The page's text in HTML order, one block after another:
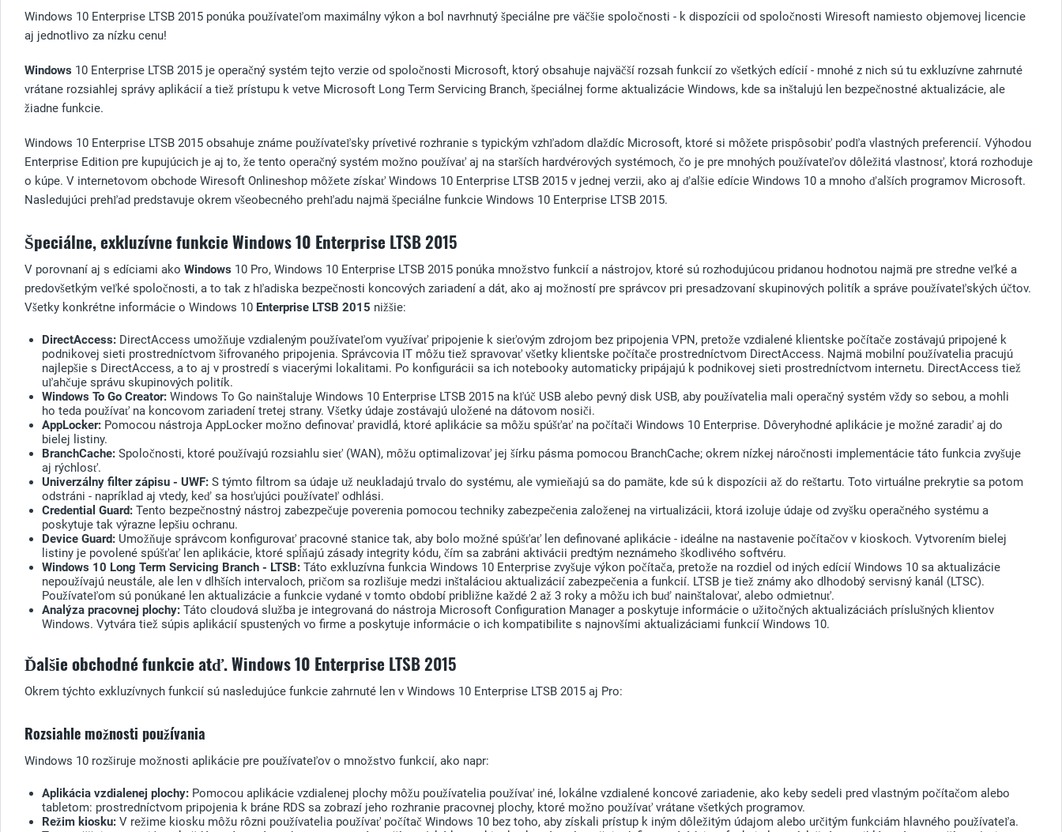
Windows 10 Enterprise LTSB 2015 ponúka používateľom maximálny výkon a bol navrhnutý špeciálne pre väčšie spoločnosti - k dispozícii od spoločnosti Wiresoft namiesto objemovej licencie
aj jednotlivo za nízku cenu!
Windows 10 Enterprise LTSB 2015 je operačný systém tejto verzie od spoločnosti Microsoft, ktorý obsahuje najväčší rozsah funkcií zo všetkých edícií - mnohé z nich sú tu exkluzívne zahrnuté
vrátane rozsiahlej správy aplikácií a tiež prístupu k vetve Microsoft Long Term Servicing Branch, špeciálnej forme aktualizácie Windows, kde sa inštalujú len bezpečnostné aktualizácie, ale
žiadne funkcie.
Windows 10 Enterprise LTSB 2015 obsahuje známe používateľsky prívetivé rozhranie s typickým vzhľadom dlaždíc Microsoft, ktoré si môžete prispôsobiť podľa vlastných preferencií. Výhodou
Enterprise Edition pre kupujúcich je aj to, že tento operačný systém možno používať aj na starších hardvérových systémoch, čo je pre mnohých používateľov dôležitá vlastnosť, ktorá rozhoduje
o kúpe. V internetovom obchode Wiresoft Onlineshop môžete získať Windows 10 Enterprise LTSB 2015 v jednej verzii, ako aj ďalšie edície Windows 10 a mnoho ďalších programov Microsoft.
Nasledujúci prehľad predstavuje okrem všeobecného prehľadu najmä špeciálne funkcie Windows 10 Enterprise LTSB 2015.
Špeciálne, exkluzívne funkcie Windows 10 Enterprise LTSB 2015
V porovnaní aj s edíciami ako Windows 10 Pro, Windows 10 Enterprise LTSB 2015 ponúka množstvo funkcií a nástrojov, ktoré sú rozhodujúcou pridanou hodnotou najmä pre stredne veľké a
predovšetkým veľké spoločnosti, a to tak z hľadiska bezpečnosti koncových zariadení a dát, ako aj možností pre správcov pri presadzovaní skupinových politík a správe používateľských účtov.
Všetky konkrétne informácie o Windows 10 Enterprise LTSB 2015 nižšie:
DirectAccess: DirectAccess umožňuje vzdialeným používateľom využívať pripojenie k sieťovým zdrojom bez pripojenia VPN, pretože vzdialené klientske počítače zostávajú pripojené k
podnikovej sieti prostredníctvom šifrovaného pripojenia. Správcovia IT môžu tiež spravovať všetky klientske počítače prostredníctvom DirectAccess. Najmä mobilní používatelia pracujú
najlepšie s DirectAccess, a to aj v prostredí s viacerými lokalitami. Po konfigurácii sa ich notebooky automaticky pripájajú k podnikovej sieti prostredníctvom internetu. DirectAccess tiež
uľahčuje správu skupinových politík.
Windows To Go Creator: Windows To Go nainštaluje Windows 10 Enterprise LTSB 2015 na kľúč USB alebo pevný disk USB, aby používatelia mali operačný systém vždy so sebou, a mohli
ho teda používať na koncovom zariadení tretej strany. Všetky údaje zostávajú uložené na dátovom nosiči.
AppLocker: Pomocou nástroja AppLocker možno definovať pravidlá, ktoré aplikácie sa môžu spúšťať na počítači Windows 10 Enterprise. Dôveryhodné aplikácie je možné zaradiť aj do
bielej listiny.
BranchCache: Spoločnosti, ktoré používajú rozsiahlu sieť (WAN), môžu optimalizovať jej šírku pásma pomocou BranchCache; okrem nízkej náročnosti implementácie táto funkcia zvyšuje
aj rýchlosť.
Univerzálny filter zápisu - UWF: S týmto filtrom sa údaje už neukladajú trvalo do systému, ale vymieňajú sa do pamäte, kde sú k dispozícii až do reštartu. Toto virtuálne prekrytie sa potom
odstráni - napríklad aj vtedy, keď sa hosťujúci používateľ odhlási.
Credential Guard: Tento bezpečnostný nástroj zabezpečuje poverenia pomocou techniky zabezpečenia založenej na virtualizácii, ktorá izoluje údaje od zvyšku operačného systému a
poskytuje tak výrazne lepšiu ochranu.
Device Guard: Umožňuje správcom konfigurovať pracovné stanice tak, aby bolo možné spúšťať len definované aplikácie - ideálne na nastavenie počítačov v kioskoch. Vytvorením bielej
listiny je povolené spúšťať len aplikácie, ktoré spĺňajú zásady integrity kódu, čím sa zabráni aktivácii predtým neznámeho škodlivého softvéru.
Windows 10 Long Term Servicing Branch - LTSB: Táto exkluzívna funkcia Windows 10 Enterprise zvyšuje výkon počítača, pretože na rozdiel od iných edícií Windows 10 sa aktualizácie
nepoužívajú neustále, ale len v dlhších intervaloch, pričom sa rozlišuje medzi inštaláciou aktualizácií zabezpečenia a funkcií. LTSB je tiež známy ako dlhodobý servisný kanál (LTSC).
Používateľom sú ponúkané len aktualizácie a funkcie vydané v tomto období približne každé 2 až 3 roky a môžu ich buď nainštalovať, alebo odmietnuť.
Analýza pracovnej plochy: Táto cloudová služba je integrovaná do nástroja Microsoft Configuration Manager a poskytuje informácie o užitočných aktualizáciách príslušných klientov
Windows. Vytvára tiež súpis aplikácií spustených vo firme a poskytuje informácie o ich kompatibilite s najnovšími aktualizáciami funkcií Windows 10.
Ďalšie obchodné funkcie atď. Windows 10 Enterprise LTSB 2015
Okrem týchto exkluzívnych funkcií sú nasledujúce funkcie zahrnuté len v Windows 10 Enterprise LTSB 2015 aj Pro:
Rozsiahle možnosti používania
Windows 10 rozširuje možnosti aplikácie pre používateľov o množstvo funkcií, ako napr:
Aplikácia vzdialenej plochy: Pomocou aplikácie vzdialenej plochy môžu používatelia používať iné, lokálne vzdialené koncové zariadenie, ako keby sedeli pred vlastným počítačom alebo
tabletom: prostredníctvom pripojenia k bráne RDS sa zobrazí jeho rozhranie pracovnej plochy, ktoré možno používať vrátane všetkých programov.
Režim kiosku: V režime kiosku môžu rôzni používatelia používať počítač Windows 10 bez toho, aby získali prístup k iným dôležitým údajom alebo určitým funkciám hlavného používateľa.